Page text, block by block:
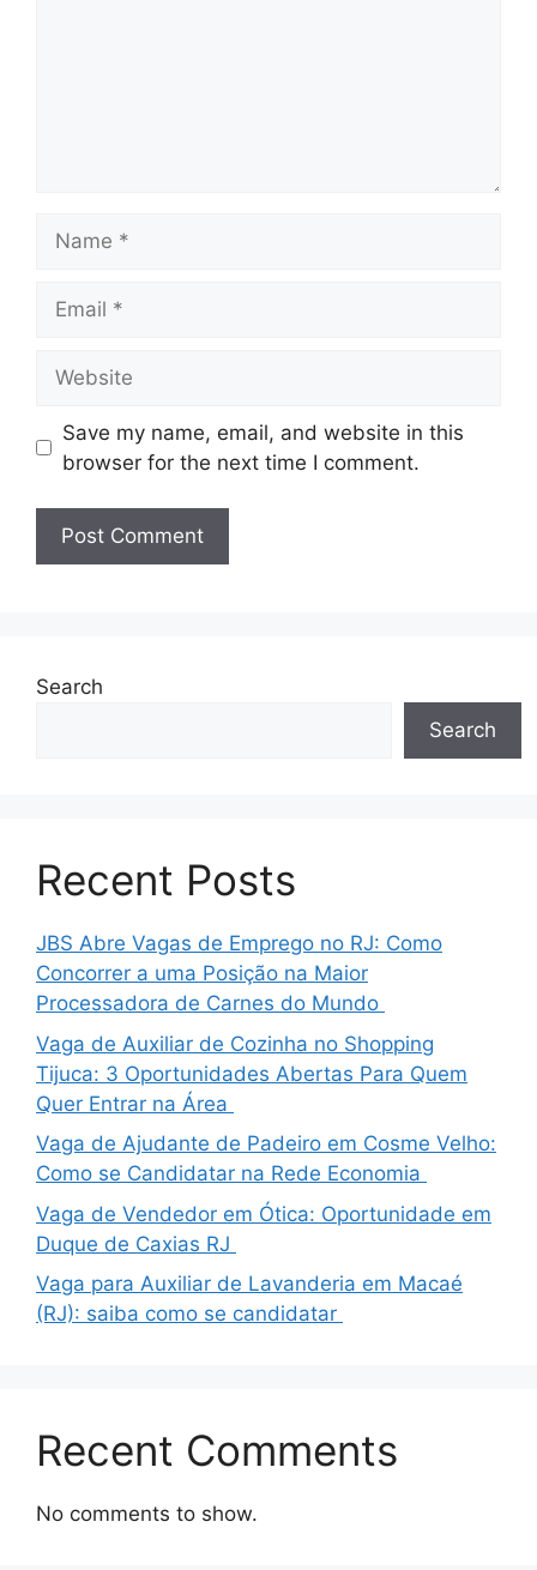
Save my name, email, and website in this
browser for the next time I comment.
Search
Search
Recent Posts
JBS Abre Vagas de Emprego no RJ: Como
Concorrer a uma Posição na Maior
Processadora de Carnes do Mundo
Vaga de Auxiliar de Cozinha no Shopping
Tijuca: 3 Oportunidades Abertas Para Quem
Quer Entrar na Área
Vaga de Ajudante de Padeiro em Cosme Velho:
Como se Candidatar na Rede Economia
Vaga de Vendedor em Ótica: Oportunidade em
Duque de Caxias RJ
Vaga para Auxiliar de Lavanderia em Macaé
(RJ): saiba como se candidatar
Recent Comments
No comments to show.